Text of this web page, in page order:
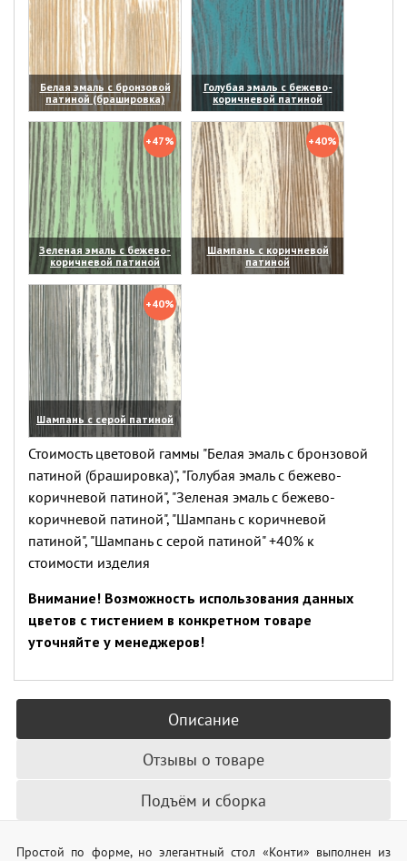
Белая эмаль с бронзовой
патиной (брашировка)
(увеличить)
Голубая эмаль с бежево-
коричневой патиной
(увеличить)
+47%
Зеленая эмаль с бежево-
коричневой патиной
(увеличить)
+40%
Шампань с коричневой
патиной
(увеличить)
+40%
Шампань с серой патиной
(увеличить)
Стоимость цветовой гаммы "Белая эмаль с бронзовой
патиной (брашировка)", "Голубая эмаль с бежево-
коричневой патиной", "Зеленая эмаль с бежево-
коричневой патиной", "Шампань с коричневой
патиной", "Шампань с серой патиной" +40% к
стоимости изделия
Внимание! Возможность использования данных
цветов с тистением в конкретном товаре
уточняйте у менеджеров!
Описание
Отзывы о товаре
Подъём и сборка
Простой по форме, но элегантный стол «Конти» выполнен из